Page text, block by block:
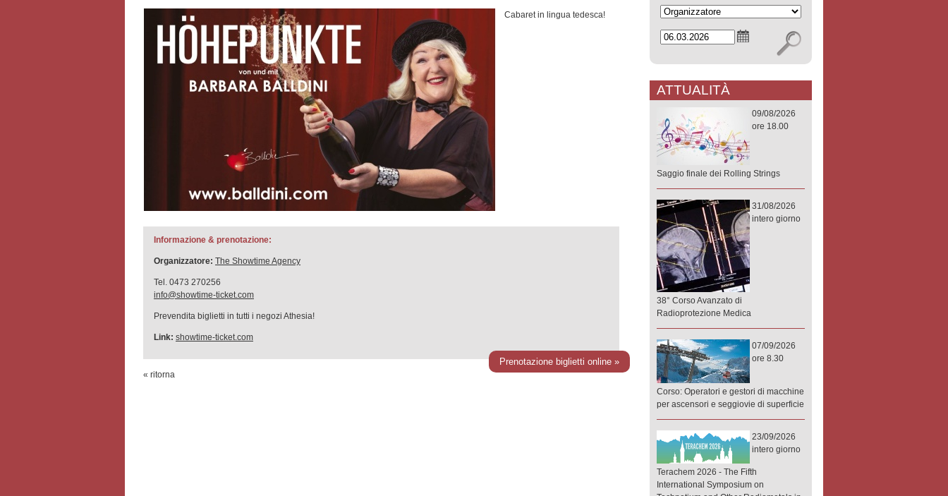
Cabaret in lingua tedesca!
Informazione & prenotazione:
Organizzatore: The Showtime Agency
Tel. 0473 270256
info@showtime-ticket.com
Prevendita biglietti in tutti i negozi Athesia!
Link: showtime-ticket.com
Prenotazione biglietti online »
« ritorna
ATTUALITÀ
09/08/2026
ore 18.00
Saggio finale dei Rolling Strings
31/08/2026
intero giorno
38° Corso Avanzato di
Radioprotezione Medica
07/09/2026
ore 8.30
Corso: Operatori e gestori di macchine
per ascensori e seggiovie di superficie
23/09/2026
intero giorno
Terachem 2026 - The Fifth
International Symposium on